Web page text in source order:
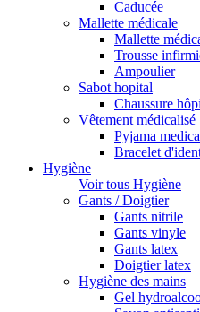
Caducée
Mallette médicale
Mallette
Trousse
Ampoulier
Sabot hopital
Chaussure
Vêtement médicalisé
Pyjama
Bracelet
Hygiène
Voir tous Hygiène
Gants / Doigtier
Gants nitrile
Gants vinyle
Gants latex
Doigtier latex
Hygiène des mains
Gel